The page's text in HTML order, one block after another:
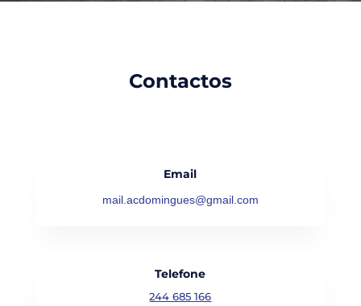
Contactos
Email
mail.acdomingues@gmail.com
Telefone
244 685 166